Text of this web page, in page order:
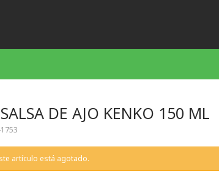
DE AJO KENKO 150 ML
artículo está agotado.